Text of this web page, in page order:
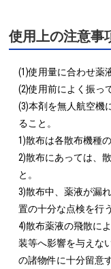
使用上の注意事
(1)使用量に合わせ薬
(2)使用前によく振っ
(3)本剤を無人航空機
ること。
1)散布は各散布機種
2)散布にあっては、
と。
3)散布中、薬液が漏
置の十分な点検を行
4)散布薬液の飛散に
装等へ影響を与えな
の諸物件に十分留意